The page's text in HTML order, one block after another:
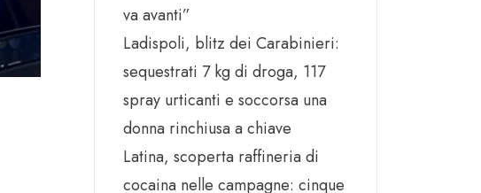
va avanti”
Ladispoli, blitz dei Carabinieri:
sequestrati 7 kg di droga, 117
spray urticanti e soccorsa una
donna rinchiusa a chiave
Latina, scoperta raffineria di
cocaina nelle campagne: cinque